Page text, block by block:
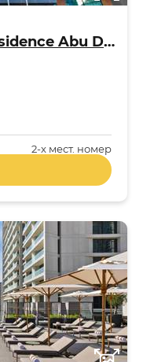
Majlis Grand Mercure Residence Abu Dhabi 5*
2-x мест. номер